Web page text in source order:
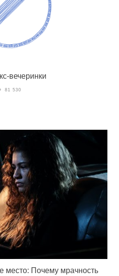
вечеринки
81 530
место: Почему мрачность